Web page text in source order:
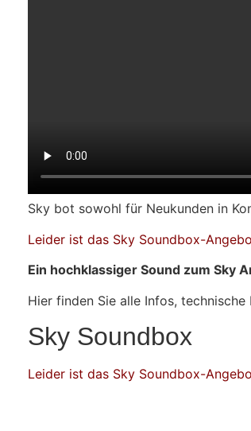
Sky bot sowohl für Neukunden in
Leider ist das Sky Soundbox-
Ein hochklassiger Sound zum Sky
Hier finden Sie alle Infos, technische
Sky Soundbox
Leider ist das Sky Soundbox-